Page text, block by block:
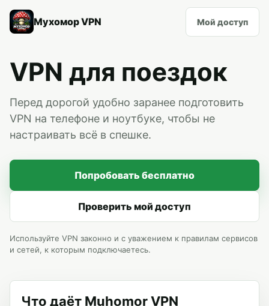
Мухомор VPN Мой доступ
VPN для поездок
Перед дорогой удобно заранее подготовить
VPN на телефоне и ноутбуке, чтобы не
настраивать всё в спешке.
Попробовать бесплатно
Проверить мой доступ
Используйте VPN законно и с уважением к правилам сервисов
и сетей, к которым подключаетесь.
Что даёт Muhomor VPN